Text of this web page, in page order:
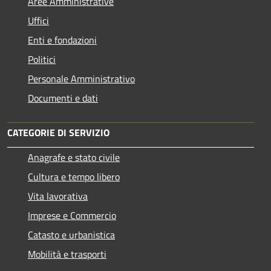
Uffici
Enti e fondazioni
Politici
Personale Amministrativo
Documenti e dati
CATEGORIE DI SERVIZIO
Anagrafe e stato civile
Cultura e tempo libero
Vita lavorativa
Imprese e Commercio
Catasto e urbanistica
Mobilità e trasporti